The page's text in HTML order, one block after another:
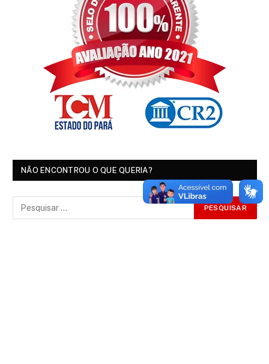
NÃO ENCONTROU O QUE QUERIA?